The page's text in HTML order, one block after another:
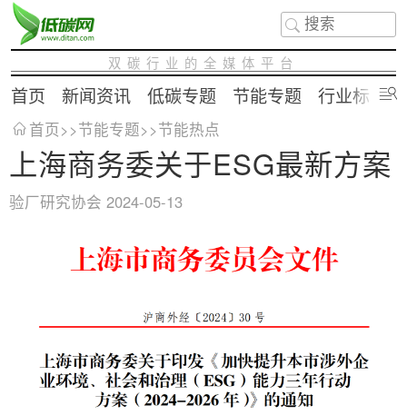
双碳行业的全媒体平台
首页 新闻资讯 低碳专题 节能专题 行业标准
首页>>节能专题>>节能热点
上海商务委关于ESG最新方案
验厂研究协会 2024-05-13